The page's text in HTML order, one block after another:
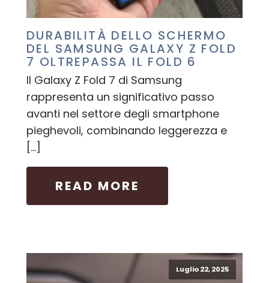
DURABILITÀ DELLO SCHERMO
DEL SAMSUNG GALAXY Z FOLD
7 OLTREPASSA IL FOLD 6
Il Galaxy Z Fold 7 di Samsung
rappresenta un significativo passo
avanti nel settore degli smartphone
pieghevoli, combinando leggerezza e
[…]
READ MORE
Luglio 22, 2025